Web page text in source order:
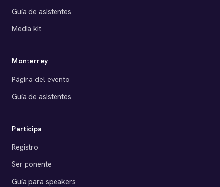
Guía de asistentes
Media kit
Monterrey
Página del evento
Guía de asistentes
Participa
Registro
Ser ponente
Guía para speakers